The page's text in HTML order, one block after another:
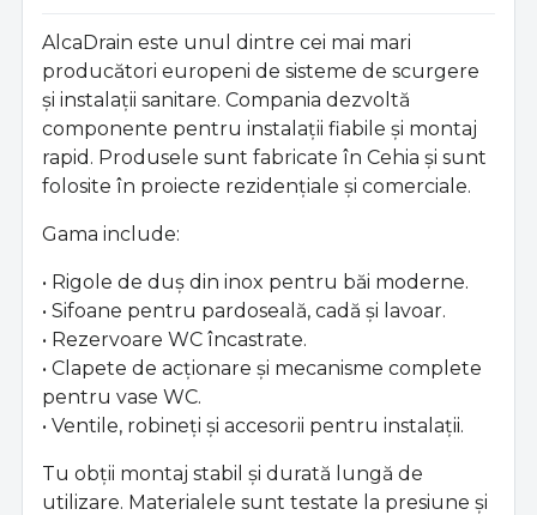
AlcaDrain este unul dintre cei mai mari
producători europeni de sisteme de scurgere
și instalații sanitare. Compania dezvoltă
componente pentru instalații fiabile și montaj
rapid. Produsele sunt fabricate în Cehia și sunt
folosite în proiecte rezidențiale și comerciale.
Gama include:
• Rigole de duș din inox pentru băi moderne.
• Sifoane pentru pardoseală, cadă și lavoar.
• Rezervoare WC încastrate.
• Clapete de acționare și mecanisme complete
pentru vase WC.
• Ventile, robineți și accesorii pentru instalații.
Tu obții montaj stabil și durată lungă de
utilizare. Materialele sunt testate la presiune și